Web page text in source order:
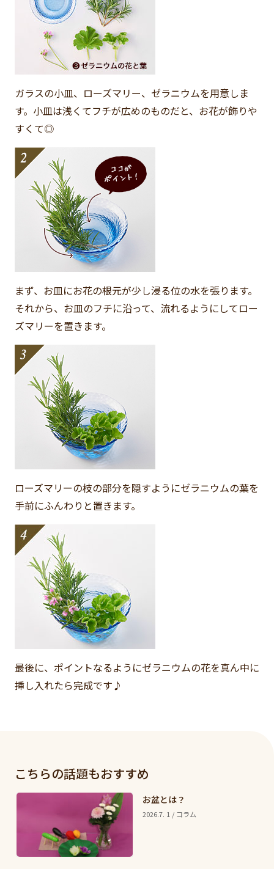
ガラスの小皿、ローズマリー、ゼラニウムを用意しま
す。小皿は浅くてフチが広めのものだと、お花が飾りや
すくて◎
まず、お皿にお花の根元が少し浸る位の水を張ります。
それから、お皿のフチに沿って、流れるようにしてロー
ズマリーを置きます。
ローズマリーの枝の部分を隠すようにゼラニウムの葉を
手前にふんわりと置きます。
最後に、ポイントなるようにゼラニウムの花を真ん中に
挿し入れたら完成です♪
こちらの話題もおすすめ
お盆とは？
2026.7. 1 / コラム